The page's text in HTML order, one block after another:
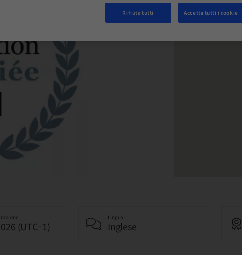
(UTC+1)
Lingua
Inglese
Rifiuta tutti Accetta tutti i cookie